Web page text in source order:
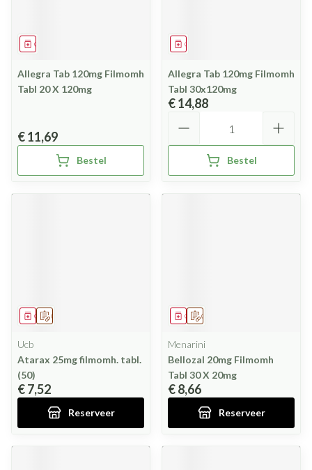
Geneesmiddel
Allegra Tab 120mg Filmomh
Tabl 20 X 120mg
€ 11,69
Bestel
Geneesmiddel
Allegra Tab 120mg Filmomh
Tabl 30x120mg
€ 14,88
Bestel
Op voorschrift
Geneesmiddel
Ucb
Atarax 25mg filmomh. tabl.
(50)
€ 7,52
Reserveer
Op voorschrift
Geneesmiddel
Menarini
Bellozal 20mg Filmomh
Tabl 30 X 20mg
€ 8,66
Reserveer